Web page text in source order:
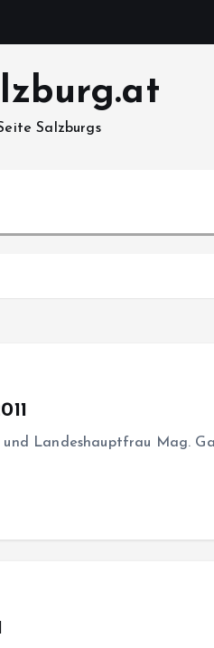
Salzburgs
Landeshauptfrau Mag.